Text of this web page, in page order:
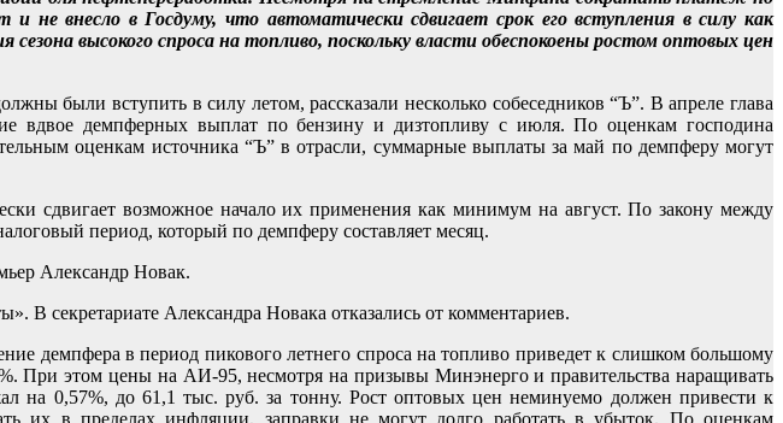
не внесло в Госдуму, что автоматически сдвигает срок его вступления в силу как
высокого спроса на топливо, поскольку власти обеспокоены ростом оптовых цен
были вступить в силу летом, рассказали несколько собеседников “Ъ”. В апреле глава
вдвое демпферных выплат по бензину и дизтопливу с июля. По оценкам господина
оценкам источника “Ъ” в отрасли, суммарные выплаты за май по демпферу могут
сдвигает возможное начало их применения как минимум на август. По закону между
период, который по демпферу составляет месяц.
Александр Новак.
В секретариате Александра Новака отказались от комментариев.
демпфера в период пикового летнего спроса на топливо приведет к слишком большому
этом цены на АИ-95, несмотря на призывы Минэнерго и правительства наращивать
на 0,57%, до 61,1 тыс. руб. за тонну. Рост оптовых цен неминуемо должен привести к
их в пределах инфляции, заправки не могут долго работать в убыток. По оценкам